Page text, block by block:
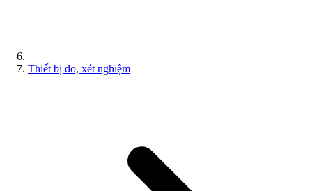
Thiết bị đo, xét nghiệm